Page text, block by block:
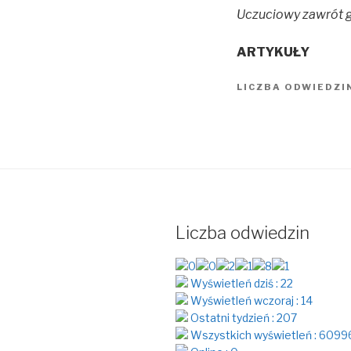
Uczuciowy zawrót
ARTYKUŁY
LICZBA
Liczba odwiedzin
Wyświetleń dziś : 22
Wyświetleń wczoraj : 14
Ostatni tydzień : 207
Wszystkich wyświetleń :